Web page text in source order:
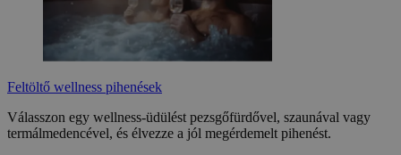
Feltöltő wellness pihenések
Válasszon egy wellness-üdülést pezsgőfürdővel, szaunával vagy
termálmedencével, és élvezze a jól megérdemelt pihenést.